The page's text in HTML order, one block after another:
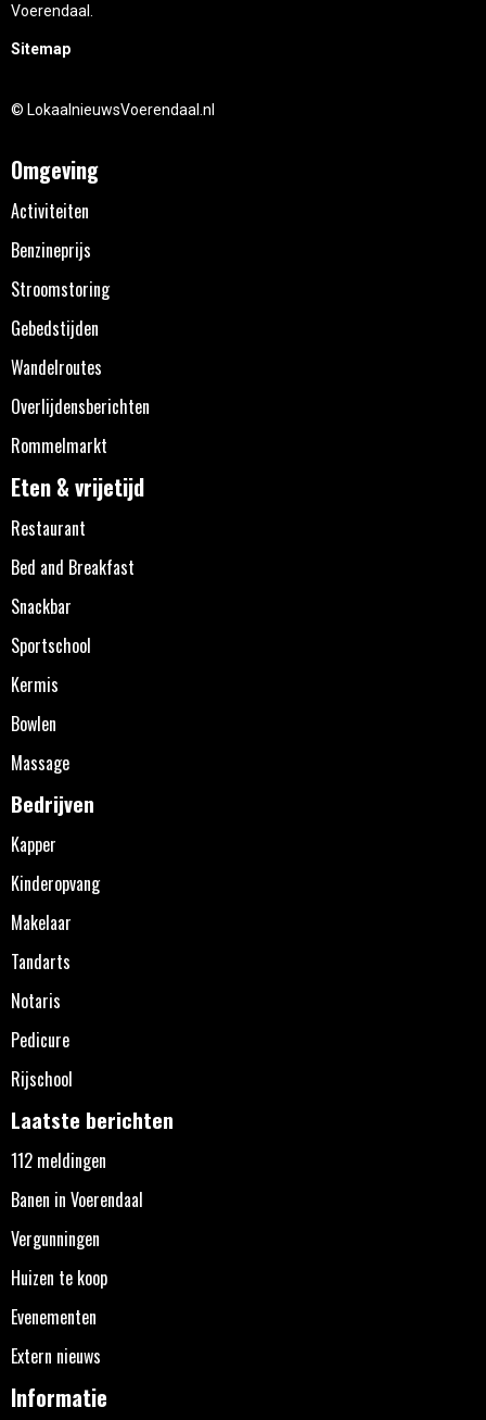
Voerendaal.
Sitemap
© LokaalnieuwsVoerendaal.nl
Omgeving
Activiteiten
Benzineprijs
Stroomstoring
Gebedstijden
Wandelroutes
Overlijdensberichten
Rommelmarkt
Eten & vrijetijd
Restaurant
Bed and Breakfast
Snackbar
Sportschool
Kermis
Bowlen
Massage
Bedrijven
Kapper
Kinderopvang
Makelaar
Tandarts
Notaris
Pedicure
Rijschool
Laatste berichten
112 meldingen
Banen in Voerendaal
Vergunningen
Huizen te koop
Evenementen
Extern nieuws
Informatie